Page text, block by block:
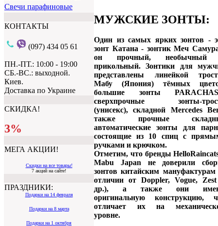
Свечи парафиновые
КОНТАКТЫ
(097) 434 05 61
ПН.-ПТ.: 10:00 - 19:00
СБ.-ВС.: выходной.
Киев.
Доставка по Украине
СКИДКА!
3%
МЕГА АКЦИИ!
Скидки на все товары!
7 акций на сайте!
ПРАЗДНИКИ:
Подарки на 14 февраля
Подарки на 8 марта
Подарки на 1 октября
МУЖСКИЕ ЗОНТЫ:
Один из самых ярких зонтов -
зонт Катана - зонтик Меч
он прочный, необычный
прикольный. Зонтики для
представлены линейкой
Мабу (Япония) тёмных
большие зонты
сверхпрочные зонты-
(унисекс), складной Mercedes
также прочные
автоматические зонты для
состоящие из 10 спиц с
ручками и крючком.
Отметим, что бренды
Mabu Japan не доверили
зонтов китайским мануфактурам
отличии от Doppler, Vogue,
др.), а также они
оригинальную конструкцию,
отличает их на
уровне.